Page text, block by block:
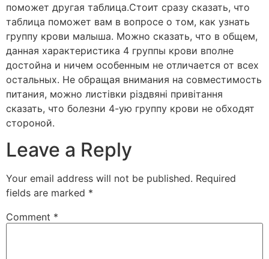
поможет другая таблица.Стоит сразу сказать, что
таблица поможет вам в вопросе о том, как узнать
группу крови малыша. Можно сказать, что в общем,
данная характеристика 4 группы крови вполне
достойна и ничем особенным не отличается от всех
остальных. Не обращая внимания на совместимость
питания, можно листівки різдвяні привітання
сказать, что болезни 4-ую группу крови не обходят
стороной.
Leave a Reply
Your email address will not be published. Required
fields are marked *
Comment *